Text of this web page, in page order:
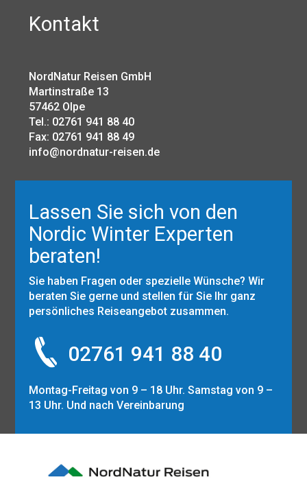
Kontakt
NordNatur Reisen GmbH
Martinstraße 13
57462 Olpe
Tel.: 02761 941 88 40
Fax: 02761 941 88 49
info@nordnatur-reisen.de
Lassen Sie sich von den
Nordic Winter Experten
beraten!
Sie haben Fragen oder spezielle Wünsche? Wir
beraten Sie gerne und stellen für Sie Ihr ganz
persönliches Reiseangebot zusammen.
02761 941 88 40
Montag-Freitag von 9 – 18 Uhr. Samstag von 9 –
13 Uhr. Und nach Vereinbarung